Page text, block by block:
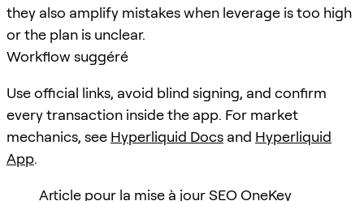
they also amplify mistakes when leverage is too high
or the plan is unclear.
Workflow suggéré
Use official links, avoid blind signing, and confirm
every transaction inside the app. For market
mechanics, see Hyperliquid Docs and Hyperliquid
App.
Article pour la mise à jour SEO OneKey